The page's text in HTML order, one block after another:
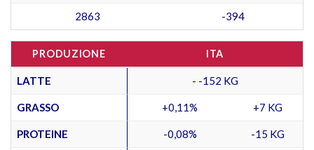
2863 -394
PRODUZIONE ITA
LATTE - -152 KG
GRASSO +0,11% +7 KG
PROTEINE -0,08% -15 KG